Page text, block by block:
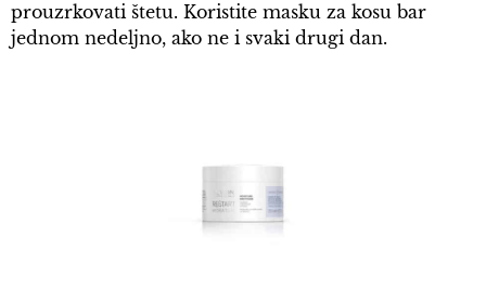
prouzrkovati štetu. Koristite masku za kosu bar
jednom nedeljno, ako ne i svaki drugi dan.